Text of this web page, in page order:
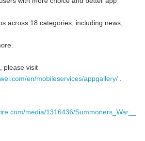
across 18 categories, including news,
please visit
en/mobileservices/appgallery/ .
media/1316436/Summoners_War__